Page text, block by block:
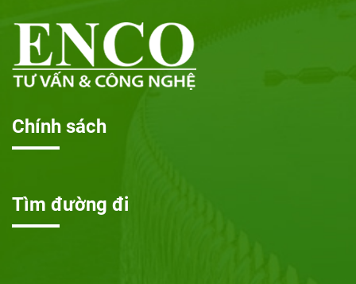
Chính sách
Tìm đường đi